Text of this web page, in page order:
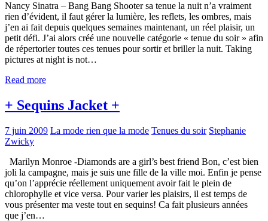
Nancy Sinatra – Bang Bang Shooter sa tenue la nuit n’a vraiment
rien d’évident, il faut gérer la lumière, les reflets, les ombres, mais
j’en ai fait depuis quelques semaines maintenant, un réel plaisir, un
petit défi. J’ai alors créé une nouvelle catégorie « tenue du soir » afin
de répertorier toutes ces tenues pour sortir et briller la nuit. Taking
pictures at night is not…
Read more
+ Sequins Jacket +
7 juin 2009 La mode rien que la mode Tenues du soir Stephanie
Zwicky
Marilyn Monroe -Diamonds are a girl’s best friend Bon, c’est bien
joli la campagne, mais je suis une fille de la ville moi. Enfin je pense
qu’on l’apprécie réellement uniquement avoir fait le plein de
chlorophylle et vice versa. Pour varier les plaisirs, il est temps de
vous présenter ma veste tout en sequins! Ca fait plusieurs années
que j’en…